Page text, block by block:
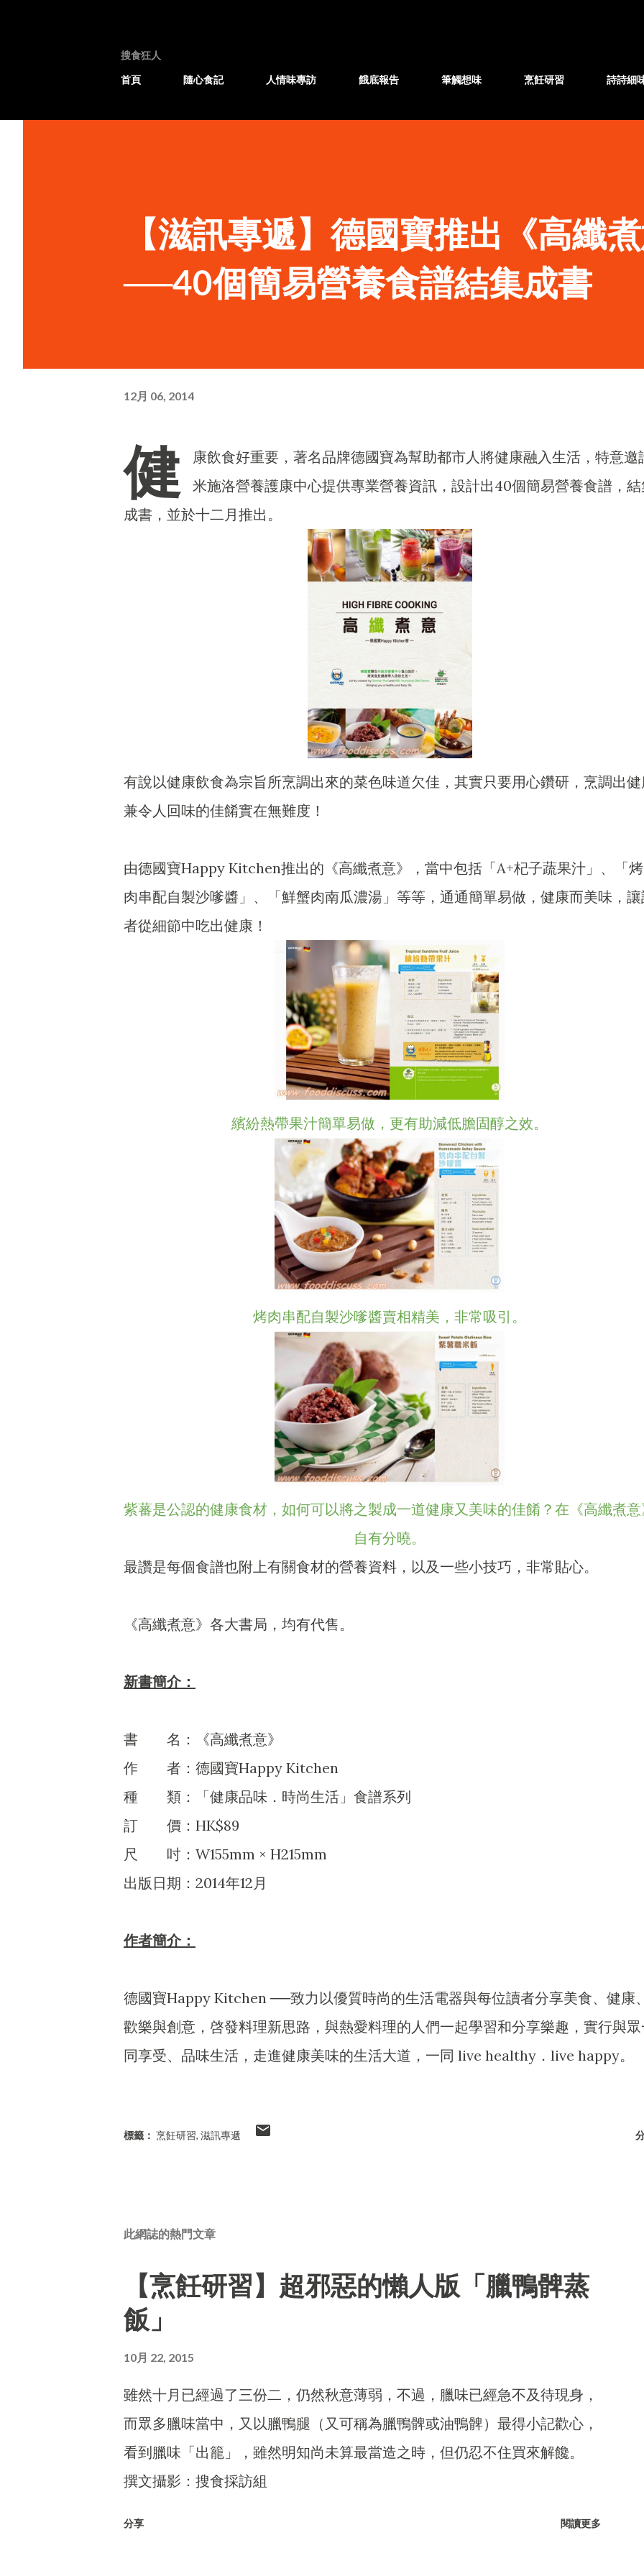
搜食狂人
首頁
隨心食記 人情味專訪 餓底報告 筆觸想味 烹飪研習 詩詩細
【滋訊專遞】德國寶推出《高纖
──40個簡易營養食譜結集成書
12月 06, 2014
健
康飲食好重要，著名品牌德國寶為幫助都市人將健康融入生活，特意邀
米施洛營養護康中心提供專業營養資訊，設計出40個簡易營養食譜，
成書，並於十二月推出。
有說以健康飲食為宗旨所烹調出來的菜色味道欠佳，其實只要用心鑽研，烹調出
兼令人回味的佳餚實在無難度！
由德國寶Happy Kitchen推出的《高纖煮意》，當中包括「A+杞子蔬果汁」、「烤
肉串配自製沙嗲醬」、「鮮蟹肉南瓜濃湯」等等，通通簡單易做，健康而美味，
者從細節中吃出健康！
繽紛熱帶果汁簡單易做，更有助減低膽固醇之效。
烤肉串配自製沙嗲醬賣相精美，非常吸引。
紫蕃是公認的健康食材，如何可以將之製成一道健康又美味的佳餚？在《高纖煮
自有分曉。
最讚是每個食譜也附上有關食材的營養資料，以及一些小技巧，非常貼心。
《高纖煮意》各大書局，均有代售。
新書簡介：
書 名：《高纖煮意》
作 者：德國寶Happy Kitchen
種 類：「健康品味．時尚生活」食譜系列
訂 價：HK$89
尺 吋：W155mm × H215mm
出版日期：2014年12月
作者簡介：
德國寶Happy Kitchen ──致力以優質時尚的生活電器與每位讀者分享美食、健康
歡樂與創意，啓發料理新思路，與熱愛料理的人們一起學習和分享樂趣，實行與
同享受、品味生活，走進健康美味的生活大道，一同 live healthy．live happy。
標籤： 烹飪研習 滋訊專遞
此網誌的熱門文章
【烹飪研習】超邪惡的懶人版「臘鴨髀蒸
飯」
10月 22, 2015
雖然十月已經過了三份二，仍然秋意薄弱，不過，臘味已經急不及待現身，
而眾多臘味當中，又以臘鴨腿（又可稱為臘鴨髀或油鴨髀）最得小記歡心，
看到臘味「出籠」，雖然明知尚未算最當造之時，但仍忍不住買來解饞。
撰文攝影：搜食採訪組
分享 閱讀更多